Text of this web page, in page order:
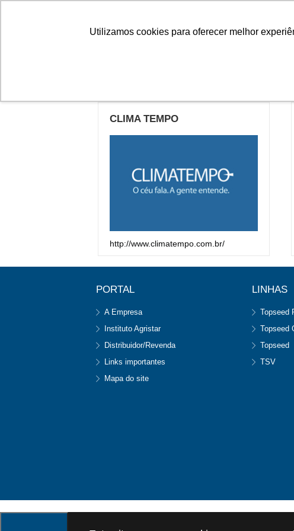
Utilizamos cookies para oferecer melhor
CLIMA TEMPO
http://www.climatempo.com.br/
PORTAL
A Empresa
Instituto Agristar
Distribuidor/Revenda
Links importantes
Mapa do site
LINHAS
Topseed
Topseed
Topseed
TSV